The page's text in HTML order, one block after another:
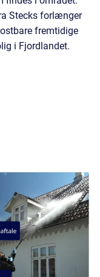
Stecks forlænger
fremtidige
i Fjordlandet.